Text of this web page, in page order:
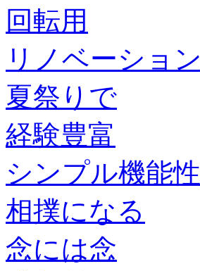
回転用
リノベーション
夏祭りで
経験豊富
シンプル機能性
相撲になる
念には念